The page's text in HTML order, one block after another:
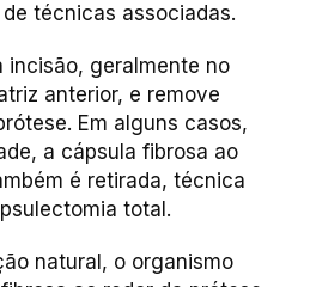
técnicas associadas.
incisão, geralmente no
anterior, e remove
Em alguns casos,
a cápsula fibrosa ao
é retirada, técnica
total.
natural, o organismo